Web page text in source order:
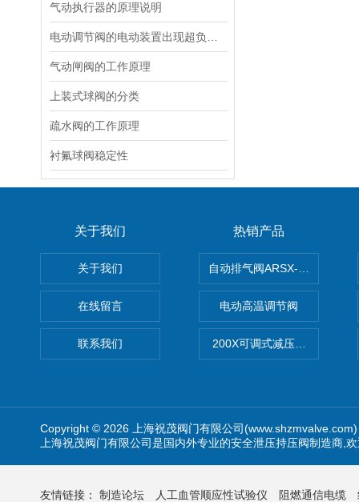
气动执行器的原理说明
气动闸阀的工作原理
上装式球阀的分类
疏水阀的工作原理
衬氟球阀稳定性
关于我们
关于我们
在线留言
联系我们
热销产品
自动排气阀ARSX-0015/
电动高温调节阀
200X可调式减压阀（减压稳
Copyright © 2026 上海祝茂阀门有限公司
上海祝茂阀门有限公司是国内外专业的安全泄压持压阀制造商,
友情链接： 制造论坛 人工血管顺应性试验仪 阻燃通信电缆